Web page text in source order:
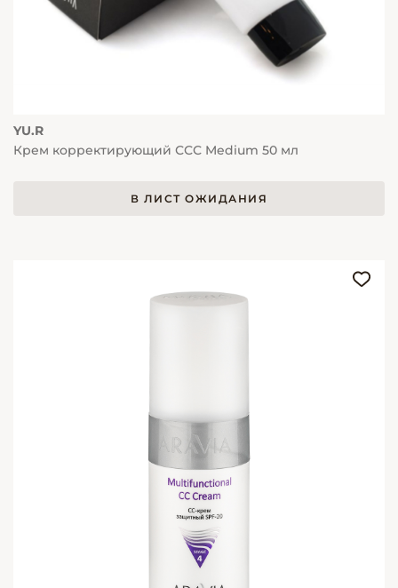
YU.R
Крем корректирующий ССС Medium 50 мл
В ЛИСТ ОЖИДАНИЯ